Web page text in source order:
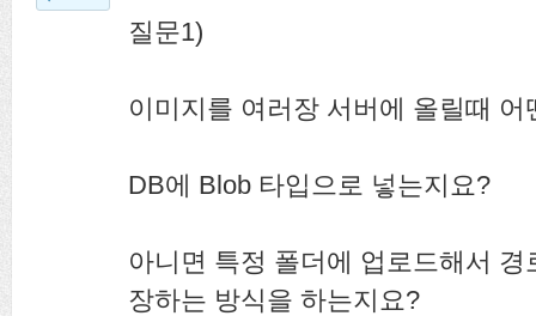
질문1)
이미지를 여러장 서버에 올릴때
DB에 Blob 타입으로 넣는지요?
아니면 특정 폴더에 업로드해서
장하는 방식을 하는지요?